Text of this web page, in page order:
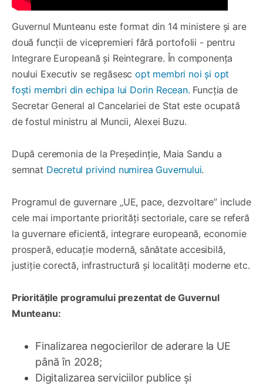
Guvernul Munteanu este format din 14 ministere și are
două funcții de vicepremieri fără portofolii - pentru
Integrare Europeană și Reintegrare. În componența
noului Executiv se regăsesc opt membri noi și opt
foști membri din echipa lui Dorin Recean. Funcția de
Secretar General al Cancelariei de Stat este ocupată
de fostul ministru al Muncii, Alexei Buzu.
După ceremonia de la Președinție, Maia Sandu a
semnat Decretul privind numirea Guvernului.
Programul de guvernare „UE, pace, dezvoltare” include
cele mai importante priorități sectoriale, care se referă
la guvernare eficientă, integrare europeană, economie
prosperă, educație modernă, sănătate accesibilă,
justiție corectă, infrastructură și localități moderne etc.
Prioritățile programului prezentat de Guvernul
Munteanu:
Finalizarea negocierilor de aderare la UE
până în 2028;
Digitalizarea serviciilor publice și